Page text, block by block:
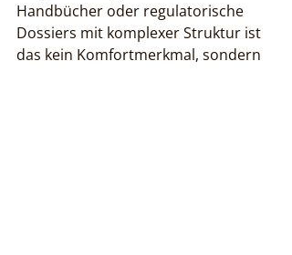
Handbücher oder regulatorische
Dossiers mit komplexer Struktur ist
das kein Komfortmerkmal, sondern